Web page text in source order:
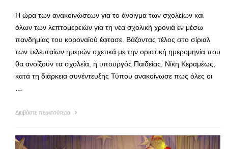
Η ώρα των ανακοινώσεων για το άνοιγμα των σχολείων και
όλων των λεπτομερειών για τη νέα σχολική χρονιά εν μέσω
πανδημίας του κοροναϊού έφτασε. Βάζοντας τέλος στο σίριαλ
των τελευταίων ημερών σχετικά με την οριστική ημερομηνία που
θα ανοίξουν τα σχολεία, η υπουργός Παιδείας, Νίκη Κεραμέως,
κατά τη διάρκεια συνέντευξης Τύπου ανακοίνωσε πως όλες οι
Διαβάστε περισσότερα